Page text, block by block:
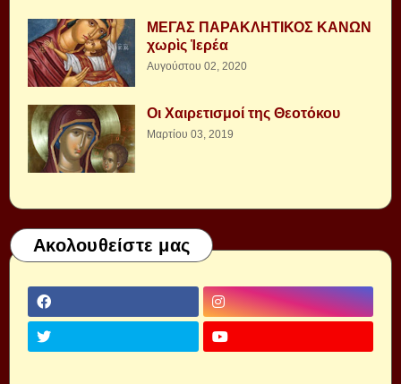
ΜΕΓΑΣ ΠΑΡΑΚΛΗΤΙΚΟΣ ΚΑΝΩΝ
χωρὶς Ἱερέα
Αυγούστου 02, 2020
Οι Χαιρετισμοί της Θεοτόκου
Μαρτίου 03, 2019
Ακολουθείστε μας